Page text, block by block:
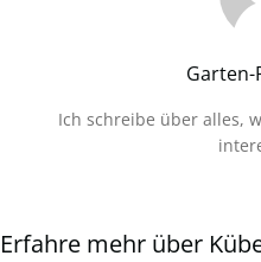
Garten-
Ich schreibe über alles,
Erfahre mehr über